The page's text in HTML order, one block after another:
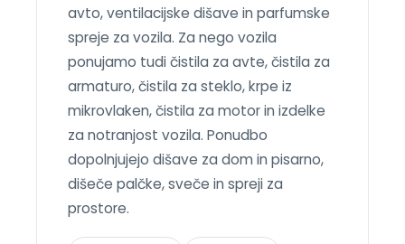
avto, ventilacijske dišave in parfumske
spreje za vozila. Za nego vozila
ponujamo tudi čistila za avte, čistila za
armaturo, čistila za steklo, krpe iz
mikrovlaken, čistila za motor in izdelke
za notranjost vozila. Ponudbo
dopolnjujejo dišave za dom in pisarno,
dišeče palčke, sveče in spreji za
prostore.